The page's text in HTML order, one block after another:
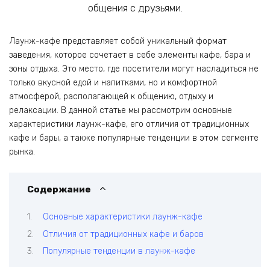
общения с друзьями.
Лаунж-кафе представляет собой уникальный формат
заведения, которое сочетает в себе элементы кафе, бара и
зоны отдыха. Это место, где посетители могут насладиться не
только вкусной едой и напитками, но и комфортной
атмосферой, располагающей к общению, отдыху и
релаксации. В данной статье мы рассмотрим основные
характеристики лаунж-кафе, его отличия от традиционных
кафе и бары, а также популярные тенденции в этом сегменте
рынка.
Содержание
Основные характеристики лаунж-кафе
Отличия от традиционных кафе и баров
Популярные тенденции в лаунж-кафе